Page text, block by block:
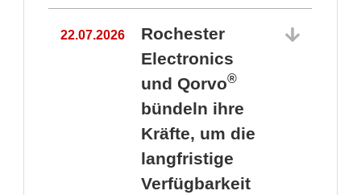
22.07.2026
Rochester
Electronics
und Qorvo®
bündeln ihre
Kräfte, um die
langfristige
Verfügbarkeit